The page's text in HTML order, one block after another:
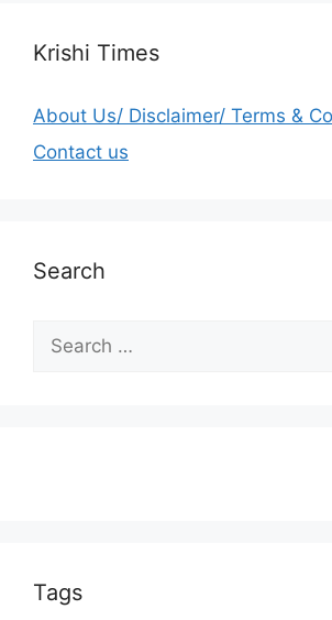
Krishi Times
About Us/ Disclaimer/ Terms &
Contact us
Search
Tags